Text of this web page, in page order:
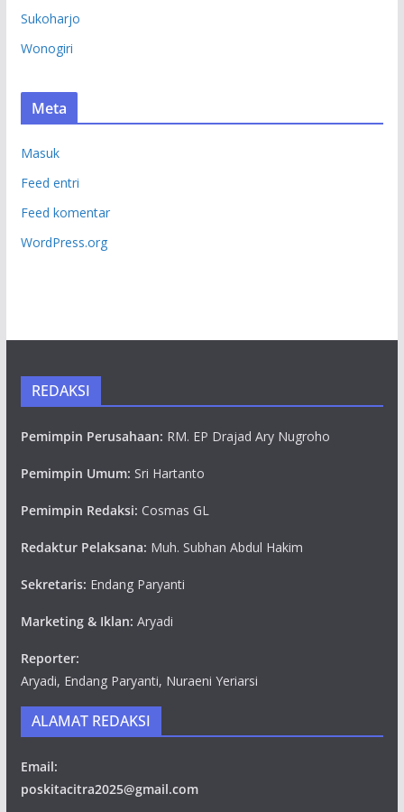
Sukoharjo
Wonogiri
Meta
Masuk
Feed entri
Feed komentar
WordPress.org
REDAKSI
Pemimpin Perusahaan: RM. EP Drajad Ary Nugroho
Pemimpin Umum: Sri Hartanto
Pemimpin Redaksi: Cosmas GL
Redaktur Pelaksana: Muh. Subhan Abdul Hakim
Sekretaris: Endang Paryanti
Marketing & Iklan: Aryadi
Reporter:
Aryadi, Endang Paryanti, Nuraeni Yeriarsi
ALAMAT REDAKSI
Email:
poskitacitra2025@gmail.com